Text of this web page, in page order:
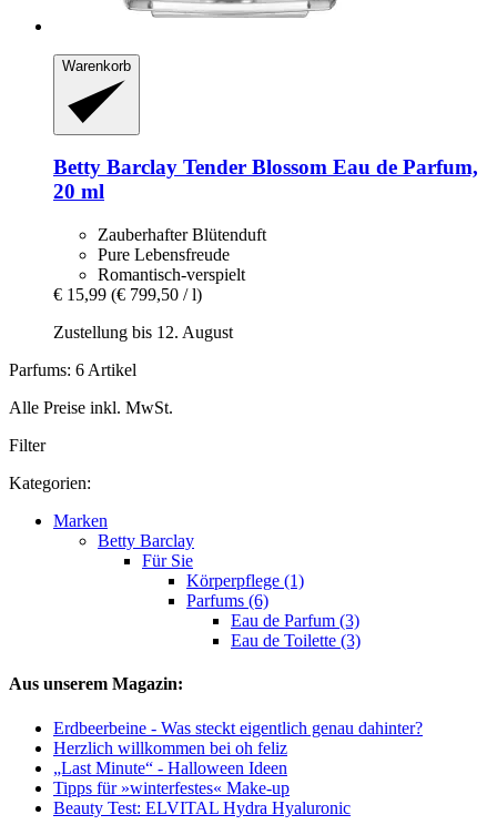
Warenkorb
Betty Barclay Tender Blossom Eau de Parfum,
20 ml
Zauberhafter Blütenduft
Pure Lebensfreude
Romantisch-verspielt
€ 15,99 (€ 799,50 / l)
Zustellung bis 12. August
Parfums: 6 Artikel
Alle Preise inkl. MwSt.
Filter
Kategorien:
Marken
Betty Barclay
Für Sie
Körperpflege (1)
Parfums (6)
Eau de Parfum (3)
Eau de Toilette (3)
Aus unserem Magazin:
Erdbeerbeine - Was steckt eigentlich genau dahinter?
Herzlich willkommen bei oh feliz
„Last Minute“ - Halloween Ideen
Tipps für »winterfestes« Make-up
Beauty Test: ELVITAL Hydra Hyaluronic